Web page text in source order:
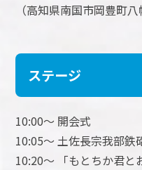
（高知県南国市岡豊町八
ステージ
10:00～ 開会式
10:05～ 土佐長宗我部鉄
10:20～ 「もとちか君と